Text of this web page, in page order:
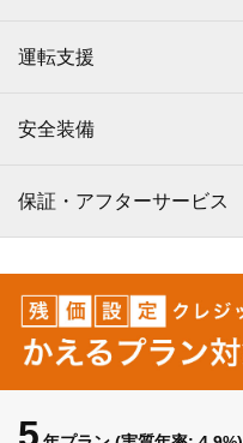
運転支援
安全装備
保証・アフターサービス